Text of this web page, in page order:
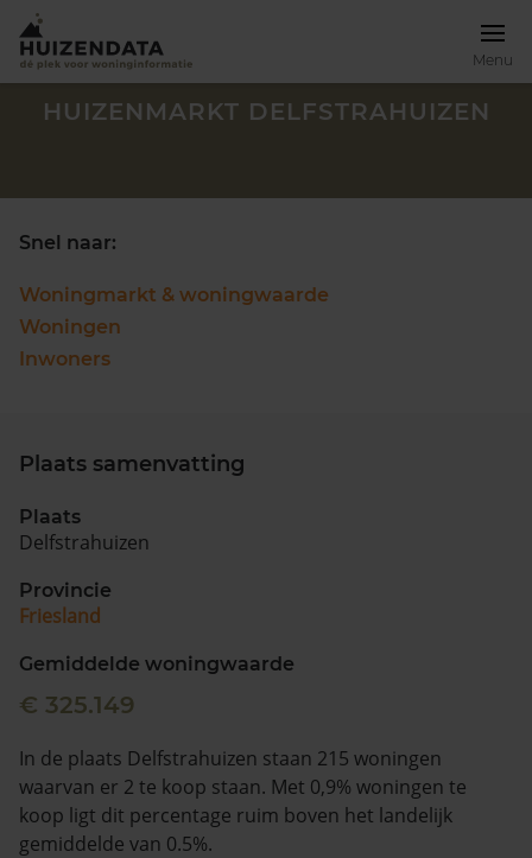
Menu
Zoek een woning
088 220 4200
Maandag t/m vrijdag - 08:00 -18:00
HUIZENMARKT DELFSTRAHUIZEN
Snel naar:
Woningmarkt & woningwaarde
Woningen
Inwoners
Plaats samenvatting
Plaats
Delfstrahuizen
Provincie
Friesland
Gemiddelde woningwaarde
€ 325.149
In de plaats Delfstrahuizen staan 215 woningen
waarvan er 2 te koop staan. Met 0,9% woningen te
koop ligt dit percentage ruim boven het landelijk
gemiddelde van 0.5%.